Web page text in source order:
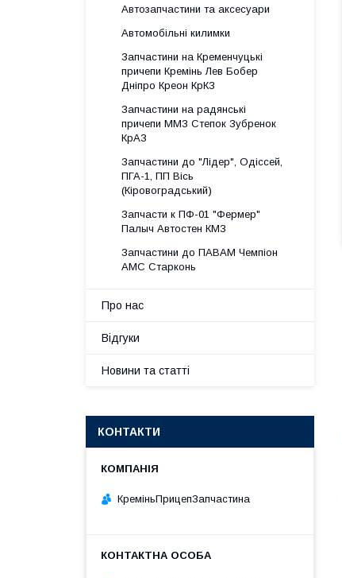
Автозапчастини та аксесуари
Автомобільні килимки
Запчастини на Кременчуцькі
причепи Кремінь Лев Бобер
Дніпро Креон КрКЗ
Запчастини на радянські
причепи ММЗ Степок Зубренок
КрАЗ
Запчастини до "Лідер", Одіссей,
ПГА-1, ПП Вісь
(Кіровоградський)
Запчасти к ПФ-01 "Фермер"
Палыч Автостен КМЗ
Запчастини до ПАВАМ Чемпіон
АМС Старконь
Про нас
Відгуки
Новини та статті
КОНТАКТИ
КреміньПрицепЗапчастина